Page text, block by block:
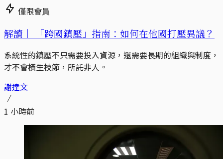
僅限會員
解讀｜ 「跨國鎮壓」指南：如何在他國打壓異議？
系統性的鎮壓不只需要投入資源，還需要長期的組織與制度，
才不會橫生枝節，所託非人。
謝達文
1 小時前